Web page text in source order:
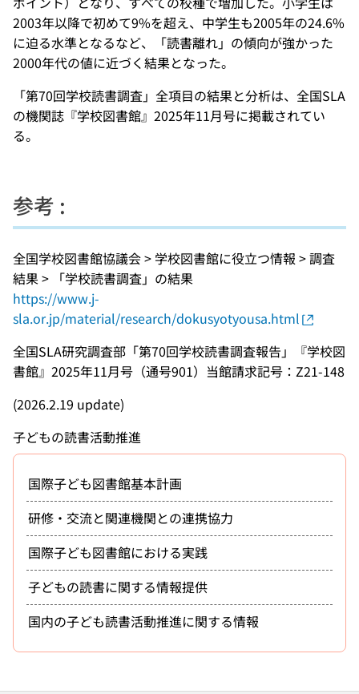
2003年以降で初めて9%を超え、中学生も2005年の24.6%
に迫る水準となるなど、「読書離れ」の傾向が強かった
2000年代の値に近づく結果となった。
「第70回学校読書調査」全項目の結果と分析は、全国SLA
の機関誌『学校図書館』2025年11月号に掲載されてい
る。
参考 :
全国学校図書館協議会 > 学校図書館に役立つ情報 > 調査
結果 > 「学校読書調査」の結果
https://www.j-
sla.or.jp/material/research/dokusyotyousa.html
全国SLA研究調査部「第70回学校読書調査報告」『学校図
書館』2025年11月号（通号901）当館請求記号：Z21-148
(2026.2.19 update)
子どもの読書活動推進
国際子ども図書館基本計画
研修・交流と関連機関との連携協力
国際子ども図書館における実践
子どもの読書に関する情報提供
国内の子ども読書活動推進に関する情報